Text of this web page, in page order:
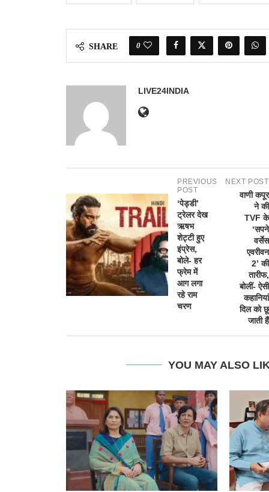
SHARE 0
LIVE24INDIA
PREVIOUS
POST
‘पेड्डी’
ट्रेलर देख
ऋषभ
शेट्टी हुए
इंप्रेस,
बोले- हर
फ्रेम में
आग लगा
रहे राम
चरण
NEXT POST
वाणी कपूर
ने की
TVF के
‘सपने
वर्सेस
एवरीवन
2’ की
तारीफ,
बोलीं- ऐसी
कहानियां
दिल को छू
जाती हैं
YOU MAY ALSO